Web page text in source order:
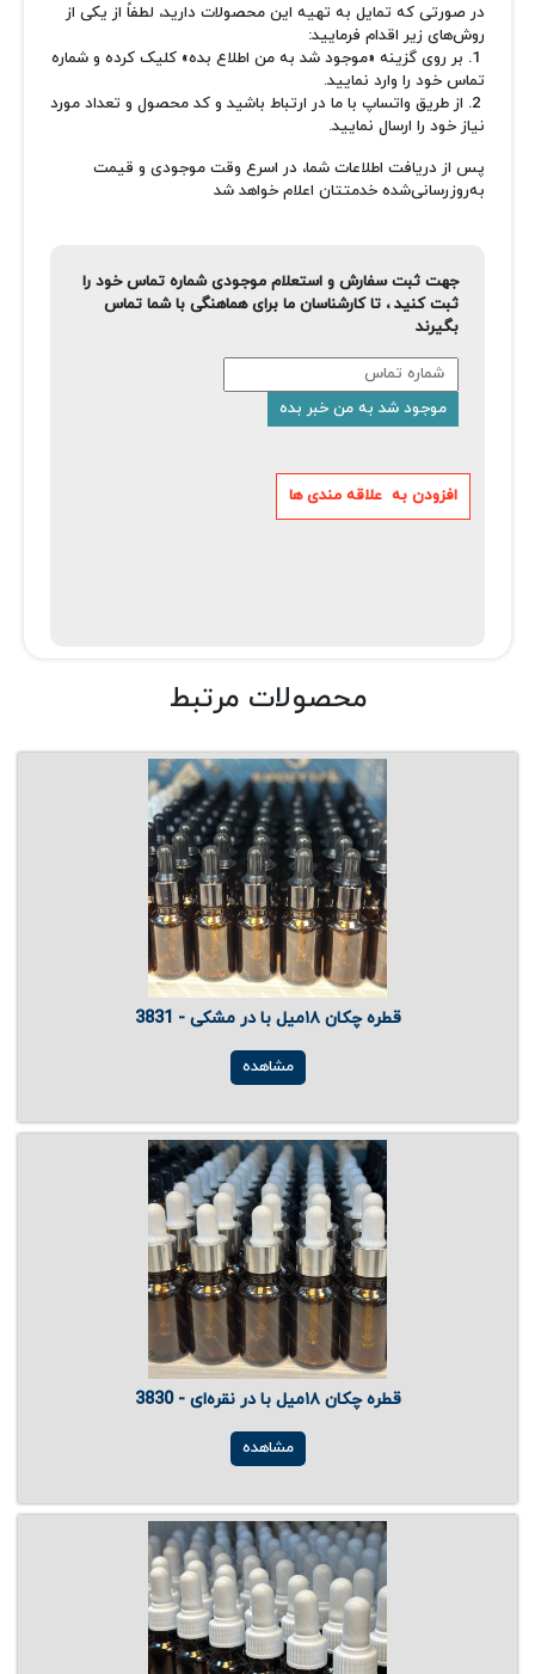
در صورتی که تمایل به تهیه این محصولات دارید، لطفاً از یکی از
روش‌های زیر اقدام فرمایید:
1. بر روی گزینه «موجود شد به من اطلاع بده» کلیک کرده و شماره
تماس خود را وارد نمایید.
2. از طریق واتساپ با ما در ارتباط باشید و کد محصول و تعداد مورد
نیاز خود را ارسال نمایید.
پس از دریافت اطلاعات شما، در اسرع وقت موجودی و قیمت
به‌روزرسانی‌شده خدمتتان اعلام خواهد شد
جهت ثبت سفارش و استعلام موجودی شماره تماس خود را
ثبت کنید ، تا کارشناسان ما برای هماهنگی با شما تماس
بگیرند
محصولات مرتبط
قطره چکان ۱۸میل با در مشکی - 3831
مشاهده
قطره چکان ۱۸میل با در نقره‌ای - 3830
مشاهده